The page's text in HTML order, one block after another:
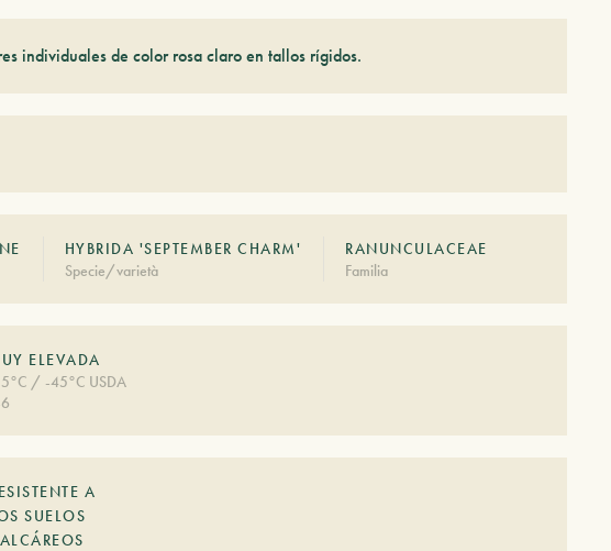
individuales de color rosa claro en tallos rígidos.
HYBRIDA 'SEPTEMBER CHARM'
Specie/varietà
RANUNCULACEAE
Familia
ELEVADA
/ -45°C USDA
A
SUELOS